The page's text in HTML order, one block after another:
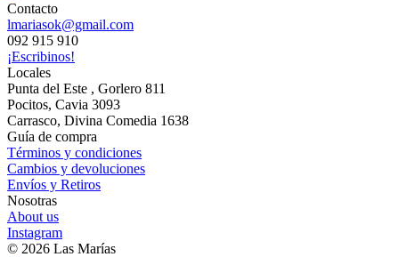
Contacto
lmariasok@gmail.com
092 915 910
¡Escribinos!
Locales
Punta del Este , Gorlero 811
Pocitos, Cavia 3093
Carrasco, Divina Comedia 1638
Guía de compra
Términos y condiciones
Cambios y devoluciones
Envíos y Retiros
Nosotras
About us
Instagram
© 2026 Las Marías